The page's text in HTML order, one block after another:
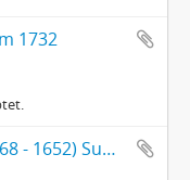
1732
Bureus, Johannes Thomae, (1568 - 1652) Sumlen